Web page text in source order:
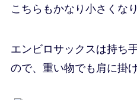
こちらもかなり小さくな
エンビロサックスは持ち
ので、重い物でも肩に掛